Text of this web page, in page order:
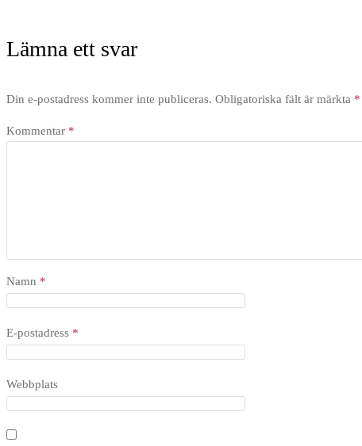
Lämna ett svar
Din e-postadress kommer inte publiceras. Obligatoriska fält är märkta *
Kommentar *
Namn *
E-postadress *
Webbplats